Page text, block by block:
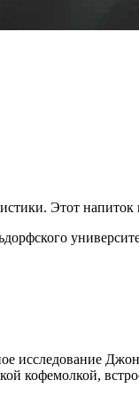
Этот
кофемолкой,